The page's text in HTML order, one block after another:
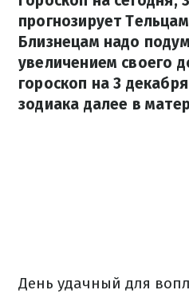
прогнозирует
Близнецам надо
увеличением своего
гороскоп на 3
зодиака далее в
День удачный для